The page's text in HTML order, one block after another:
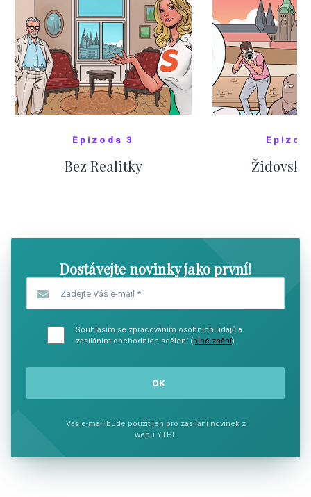
Epizoda 3
Bez Realitky
Dostávejte novinky jako první!
Souhlasím se zpracováním osobních údajů a
zasíláním obchodních sdělení (plné znění)
Váš e-mail bude použit jen pro zasílání novinek z
webu YTPI.